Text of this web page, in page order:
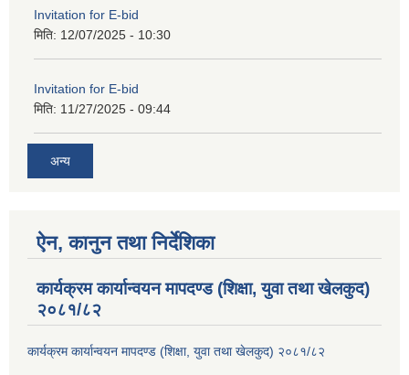
Invitation for E-bid
मिति: 12/07/2025 - 10:30
Invitation for E-bid
मिति: 11/27/2025 - 09:44
अन्य
ऐन, कानुन तथा निर्देशिका
कार्यक्रम कार्यान्वयन मापदण्ड (शिक्षा, युवा तथा खेलकुद)
२०८१/८२
कार्यक्रम कार्यान्वयन मापदण्ड (शिक्षा, युवा तथा खेलकुद) २०८१/८२